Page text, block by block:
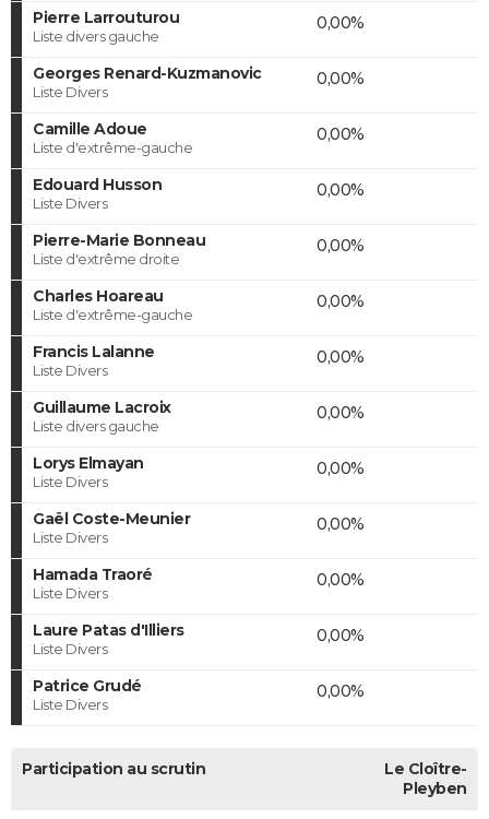
Pierre Larrouturou
Liste divers gauche
0,00%
Georges Renard-Kuzmanovic
Liste Divers
0,00%
Camille Adoue
Liste d'extrême-gauche
0,00%
Edouard Husson
Liste Divers
0,00%
Pierre-Marie Bonneau
Liste d'extrême droite
0,00%
Charles Hoareau
Liste d'extrême-gauche
0,00%
Francis Lalanne
Liste Divers
0,00%
Guillaume Lacroix
Liste divers gauche
0,00%
Lorys Elmayan
Liste Divers
0,00%
Gaël Coste-Meunier
Liste Divers
0,00%
Hamada Traoré
Liste Divers
0,00%
Laure Patas d'Illiers
Liste Divers
0,00%
Patrice Grudé
Liste Divers
0,00%
Participation au scrutin
Le Cloître-
Pleyben